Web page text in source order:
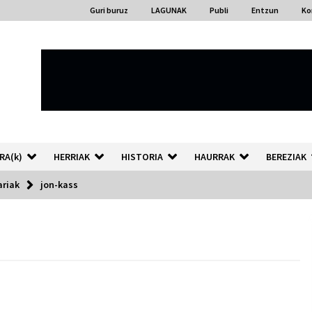
Guri buruz LAGUNAK Publi Entzun
HERRIAK HISTORIA HAURRAK BEREZIAK
jon-kass